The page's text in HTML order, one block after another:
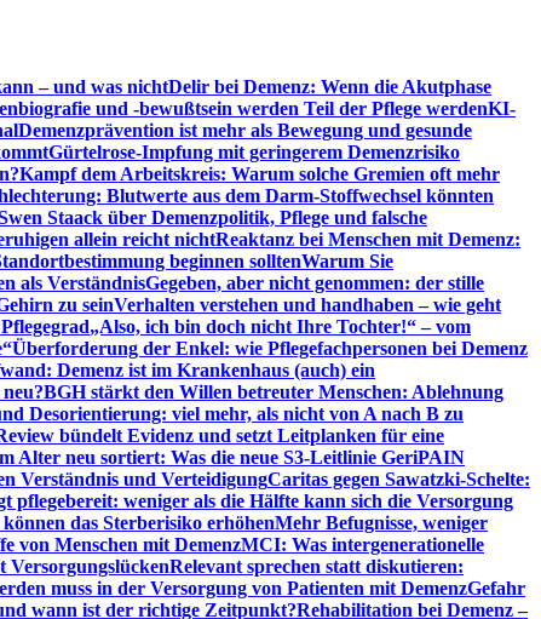
– und was nichtDelir bei Demenz: Wenn die Akutphase
und -bewußtsein werden Teil der Pflege werdenKI-
Demenzprävention ist mehr als Bewegung und gesunde
Gürtelrose-Impfung mit geringerem Demenzrisiko
Kampf dem Arbeitskreis: Warum solche Gremien oft mehr
Blutwerte aus dem Darm-Stoffwechsel könnten
Staack über Demenzpolitik, Pflege und falsche
allein reicht nichtReaktanz bei Menschen mit Demenz:
beginnen solltenWarum Sie
als VerständnisGegeben, aber nicht genommen: der stille
zu seinVerhalten verstehen und handhaben – wie geht
„Also, ich bin doch nicht Ihre Tochter!“ – vom
Überforderung der Enkel: wie Pflegefachpersonen bei Demenz
Demenz ist im Krankenhaus (auch) ein
BGH stärkt den Willen betreuter Menschen: Ablehnung
Desorientierung: viel mehr, als nicht von A nach B zu
bündelt Evidenz und setzt Leitplanken für eine
Alter neu sortiert: Was die neue S3-Leitlinie GeriPAIN
Verständnis und VerteidigungCaritas gegen Sawatzki-Schelte:
pflegebereit: weniger als die Hälfte kann sich die Versorgung
das Sterberisiko erhöhenMehr Befugnisse, weniger
von Menschen mit DemenzMCI: Was intergenerationelle
VersorgungslückenRelevant sprechen statt diskutieren:
muss in der Versorgung von Patienten mit DemenzGefahr
wann ist der richtige Zeitpunkt?Rehabilitation bei Demenz –